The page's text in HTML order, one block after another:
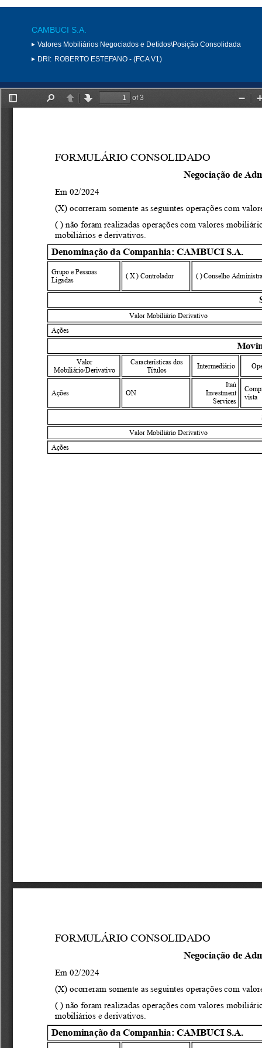
CAMBUCI S.A.
Valores Mobiliários Negociados e Detidos\Posição Consolidada
DRI: ROBERTO ESTEFANO - (FCA V1)